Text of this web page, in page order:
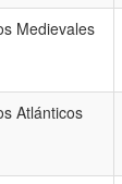
Medievales
Atlánticos